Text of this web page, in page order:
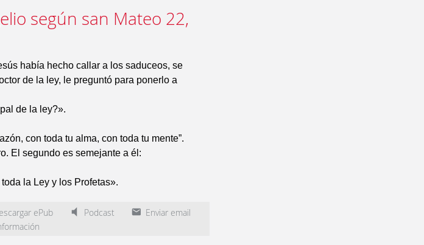
según san Mateo 22,
había hecho callar a los saduceos, se
de la ley, le preguntó para ponerlo a
de la ley?».
con toda tu alma, con toda tu mente”.
El segundo es semejante a él:
la Ley y los Profetas».
ePub Podcast
Enviar email